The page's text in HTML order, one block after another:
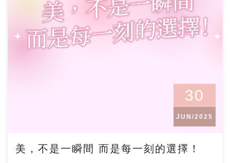
30
JUN/2025
美，不是一瞬間 而是每一刻的選擇！